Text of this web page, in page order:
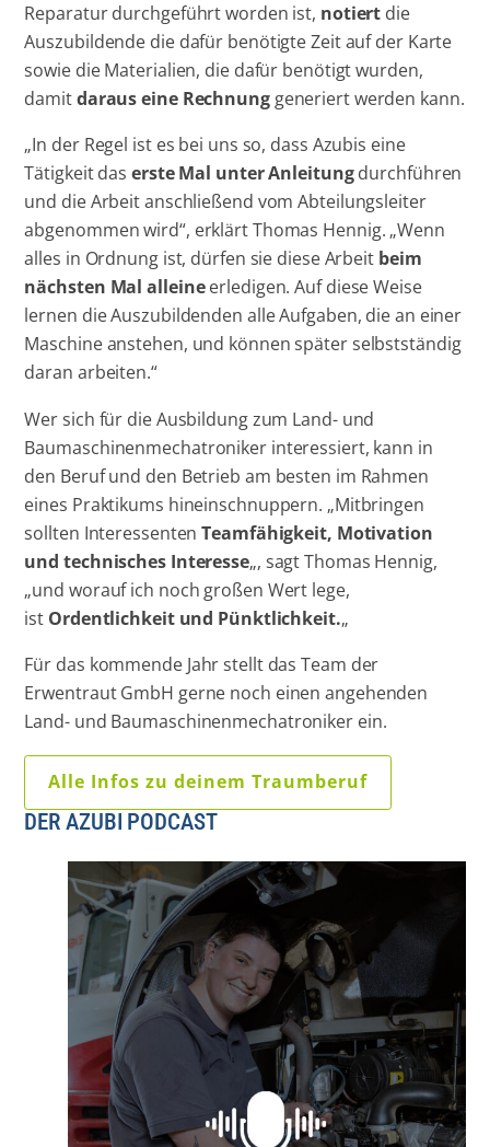
Reparatur durchgeführt worden ist, notiert die
Auszubildende die dafür benötigte Zeit auf der Karte
sowie die Materialien, die dafür benötigt wurden,
damitdaraus eine Rechnunggeneriert werden kann.
„In der Regel ist es bei uns so, dass Azubis eine
Tätigkeit daserste Mal unter Anleitungdurchführen
und die Arbeit anschließend vom Abteilungsleiter
abgenommen wird“, erklärt Thomas Hennig. „Wenn
alles in Ordnung ist, dürfen sie diese Arbeit beim
nächsten Mal alleineerledigen. Auf diese Weise
lernen die Auszubildenden alle Aufgaben, die an einer
Maschine anstehen, und können später selbstständig
daran arbeiten.“
Wer sich für die Ausbildung zum Land- und
Baumaschinenmechatroniker interessiert, kann in
den Beruf und den Betrieb am besten im Rahmen
eines Praktikums hineinschnuppern. „Mitbringen
sollten InteressentenTeamfähigkeit, Motivation
und technisches Interesse„, sagt Thomas Hennig,
„und worauf ich noch großen Wert lege,
ist Ordentlichkeit und Pünktlichkeit.„
Für das kommende Jahr stellt das Team der
Erwentraut GmbH gerne noch einen angehenden
Land- und Baumaschinenmechatroniker ein.
Alle Infos zu deinem Traumberuf
DER AZUBI PODCAST